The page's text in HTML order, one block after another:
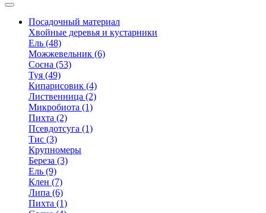
Посадочный материал
Хвойные деревья и кустарники
Ель (48)
Можжевельник (6)
Сосна (53)
Туя (49)
Кипарисовик (4)
Лиственница (2)
Микробиота (1)
Пихта (2)
Псевдотсуга (1)
Тис (3)
Крупномеры
Береза (3)
Ель (9)
Клен (7)
Липа (6)
Пихта (1)